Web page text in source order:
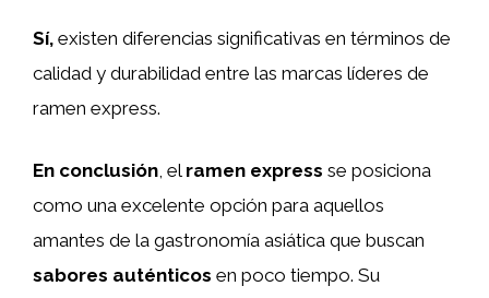
Sí, existen diferencias significativas en términos de
calidad y durabilidad entre las marcas líderes de
ramen express.
En conclusión, el ramen express se posiciona
como una excelente opción para aquellos
amantes de la gastronomía asiática que buscan
sabores auténticos en poco tiempo. Su